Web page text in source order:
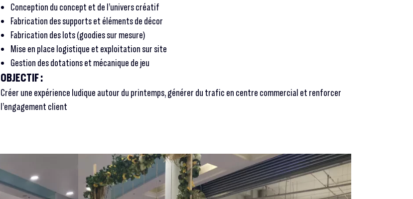
Conception du concept et de l’univers créatif
Fabrication des supports et éléments de décor
Fabrication des lots (goodies sur mesure)
Mise en place logistique et exploitation sur site
Gestion des dotations et mécanique de jeu
OBJECTIF :
Créer une expérience ludique autour du printemps, générer du trafic en centre commercial et renforcer
l’engagement client